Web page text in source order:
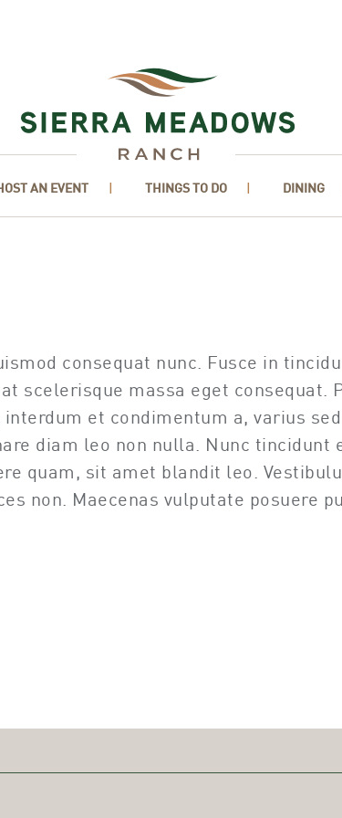
AN EVENT THINGS TO DO DINING
consequat nunc. Fusce in
scelerisque massa eget
et condimentum a, varius
diam leo non nulla. Nunc
quam, sit amet blandit leo.
non. Maecenas vulputate posuere